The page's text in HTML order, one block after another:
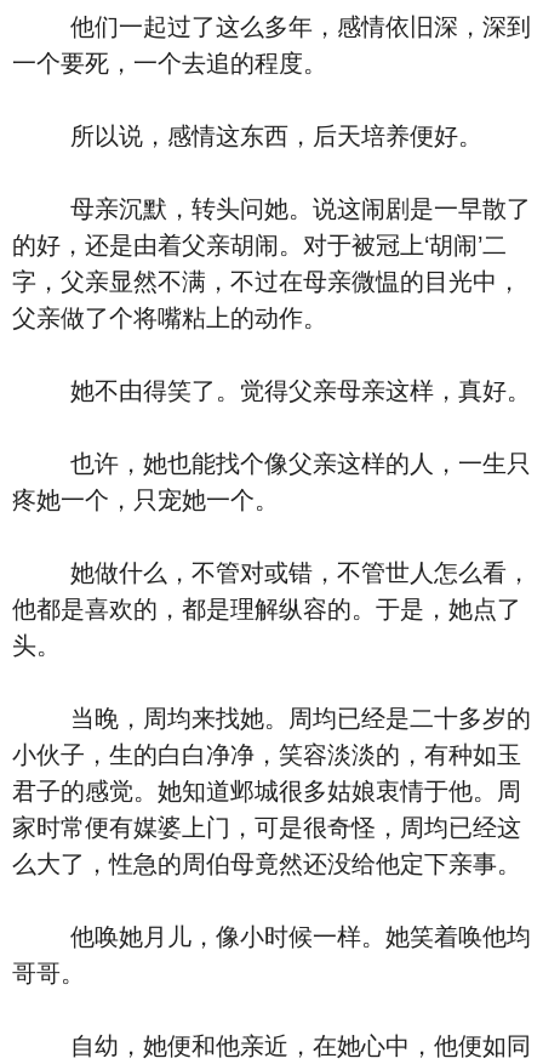
他们一起过了这么多年，感情依旧深，深到
一个要死，一个去追的程度。
所以说，感情这东西，后天培养便好。
母亲沉默，转头问她。说这闹剧是一早散了
的好，还是由着父亲胡闹。对于被冠上‘胡闹’二
字，父亲显然不满，不过在母亲微愠的目光中，
父亲做了个将嘴粘上的动作。
她不由得笑了。觉得父亲母亲这样，真好。
也许，她也能找个像父亲这样的人，一生只
疼她一个，只宠她一个。
她做什么，不管对或错，不管世人怎么看，
他都是喜欢的，都是理解纵容的。于是，她点了
头。
当晚，周均来找她。周均已经是二十多岁的
小伙子，生的白白净净，笑容淡淡的，有种如玉
君子的感觉。她知道邺城很多姑娘衷情于他。周
家时常便有媒婆上门，可是很奇怪，周均已经这
么大了，性急的周伯母竟然还没给他定下亲事。
他唤她月儿，像小时候一样。她笑着唤他均
哥哥。
自幼，她便和他亲近，在她心中，他便如同